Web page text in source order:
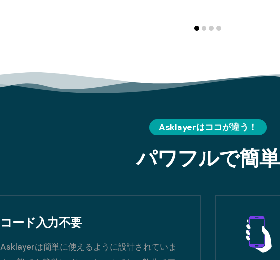
Asklayerはココが違う！
パワフルで簡単
コード入力不要
Asklayerは簡単に使えるように設計されていま